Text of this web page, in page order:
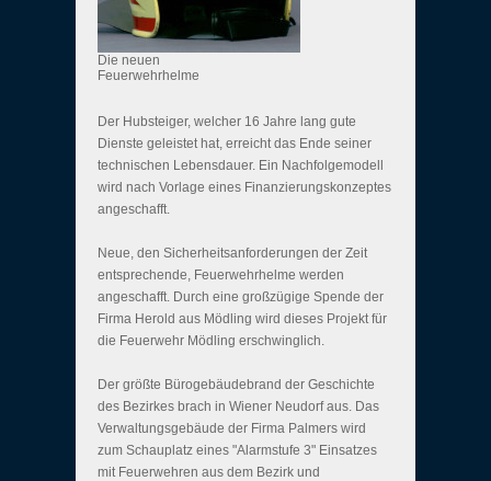
Die neuen
Feuerwehrhelme
Der Hubsteiger, welcher 16 Jahre lang gute
Dienste geleistet hat, erreicht das Ende seiner
technischen Lebensdauer. Ein Nachfolgemodell
wird nach Vorlage eines Finanzierungskonzeptes
angeschafft.
Neue, den Sicherheitsanforderungen der Zeit
entsprechende, Feuerwehrhelme werden
angeschafft. Durch eine großzügige Spende der
Firma Herold aus Mödling wird dieses Projekt für
die Feuerwehr Mödling erschwinglich.
Der größte Bürogebäudebrand der Geschichte
des Bezirkes brach in Wiener Neudorf aus. Das
Verwaltungsgebäude der Firma Palmers wird
zum Schauplatz eines "Alarmstufe 3" Einsatzes
mit Feuerwehren aus dem Bezirk und